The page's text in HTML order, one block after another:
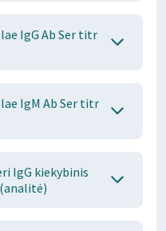
IgG Ab Ser titr
IgM Ab Ser titr
IgG kiekybinis